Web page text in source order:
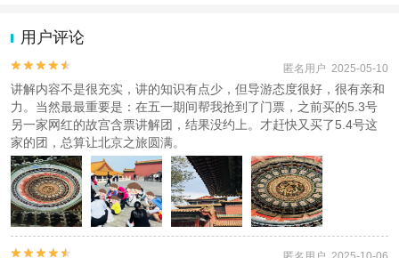
本产品由青岛驿路同行国际旅行社有限公司代理招徕，委托社为北京智享旅行社
有限公司，具体的旅游服务和操作由委托社及其有资质的地接社提供
动（如跳伞、潜水、滑雪等）前，请务必仔细阅读
2.为普及旅游安全知识及旅游文明公约，使您的旅程顺利圆满完成，
特制定《去哪儿网旅游安全手册》 ，请您认真阅读并切实遵守。
用户评论

 匿名用户 2025-05-10
讲解内容不是很充实，讲的知识有点少，但导游态度很好，很有亲和
力。当然最最重要是：在五一期间帮我抢到了门票，之前买的5.3号
另一家网红的故宫含票讲解团，结果没约上。才赶快又买了5.4号这
家的团，总算让北京之旅圆满。

